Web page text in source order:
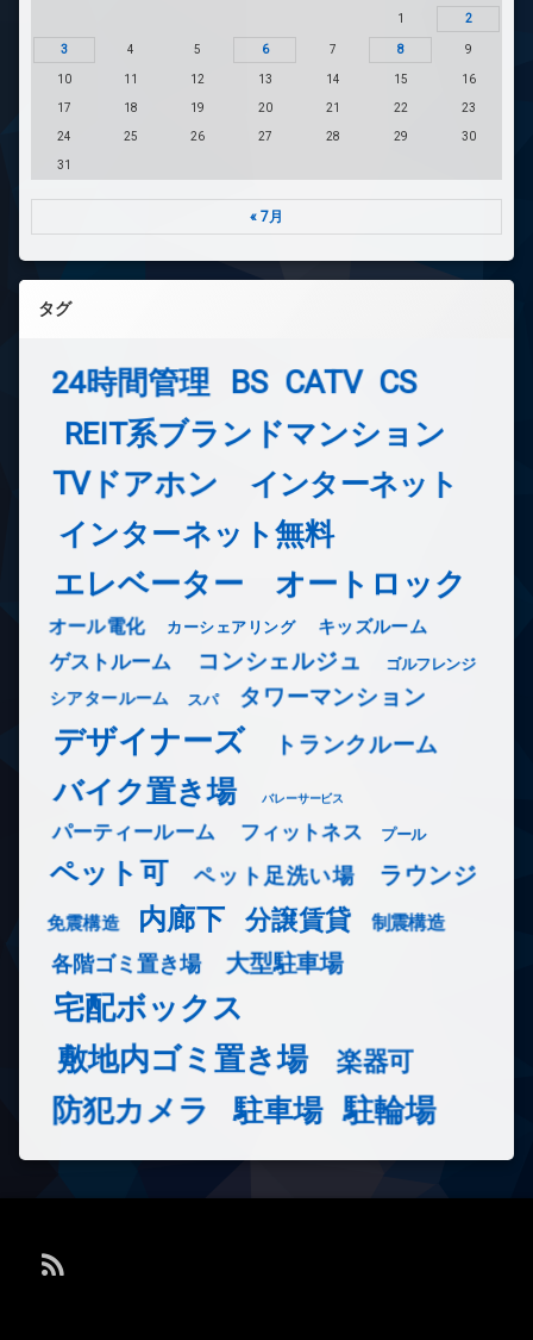
1 2
3 4 5 6 7 8 9
10 11 12 13 14 15 16
17 18 19 20 21 22 23
24 25 26 27 28 29 30
31
« 7月
タグ
24時間管理 BS CATV CS
REIT系ブランドマンション
TVドアホン インターネット
インターネット無料
エレベーター オートロック
オール電化 カーシェアリング キッズルーム
ゲストルーム コンシェルジュ ゴルフレンジ
シアタールーム スパ タワーマンション
デザイナーズ トランクルーム
バイク置き場 バレーサービス
パーティールーム フィットネス プール
ペット可 ペット足洗い場 ラウンジ
免震構造 内廊下 分譲賃貸 制震構造
各階ゴミ置き場 大型駐車場
宅配ボックス
敷地内ゴミ置き場
楽器可
防犯カメラ 駐車場 駐輪場
RSS